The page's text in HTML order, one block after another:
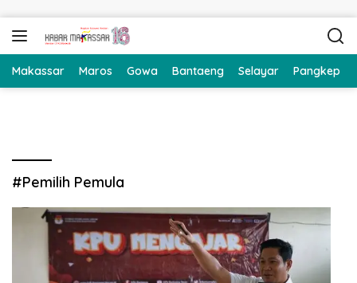
Makassar Maros Gowa Bantaeng Selayar Pangkep
#Pemilih Pemula